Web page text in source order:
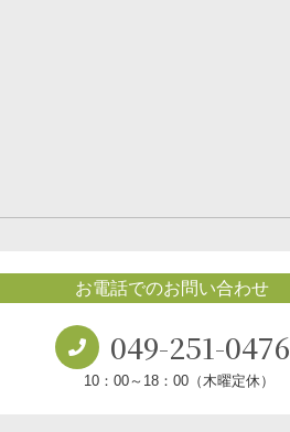
お電話でのお問い合わせ
049-251-0476
10：00～18：00（木曜定休）